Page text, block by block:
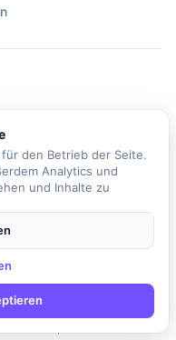
der skalierbare
entwickelt. Anstatt
verfolgt der
Ansatz, der die
über die
abdeckt. Im
bei dem
dienen. Qualität
den Betrieb der Seite.
Analytics und
und Inhalte zu